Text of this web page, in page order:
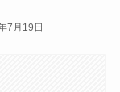
7月19日